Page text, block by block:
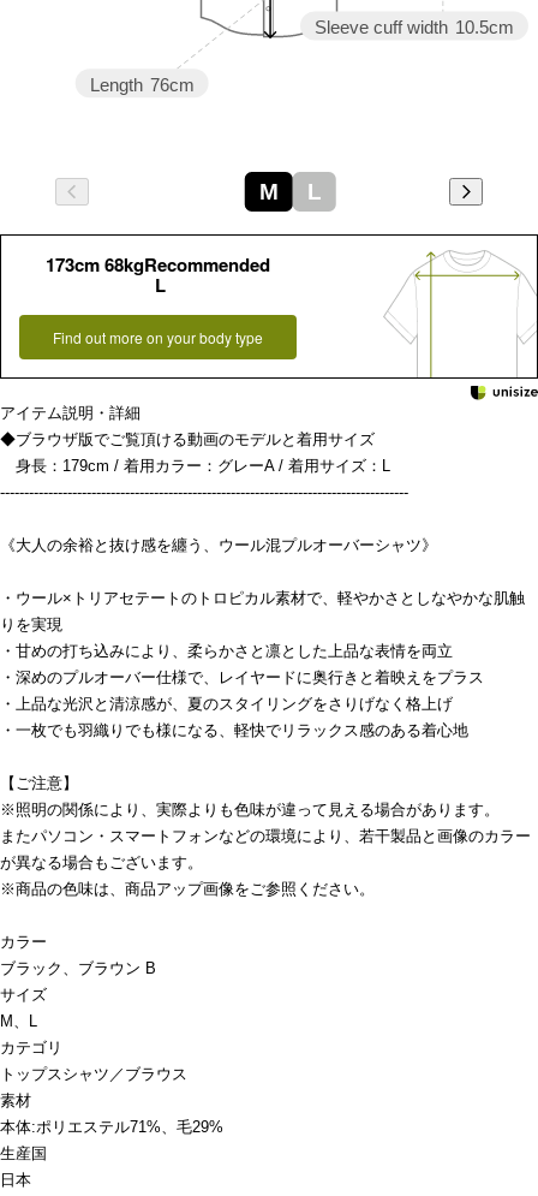
Sleeve cuff width 10.5cm
Length 76cm
M L
173cm 68kgRecommended
L
Find out more on your body type
アイテム説明・詳細
◆ブラウザ版でご覧頂ける動画のモデルと着用サイズ
身長：179cm / 着用カラー：グレーA / 着用サイズ：L
-------------------------------------------------------------------------------------
《大人の余裕と抜け感を纏う、ウール混プルオーバーシャツ》
・ウール×トリアセテートのトロピカル素材で、軽やかさとしなやかな肌触
りを実現
・甘めの打ち込みにより、柔らかさと凛とした上品な表情を両立
・深めのプルオーバー仕様で、レイヤードに奥行きと着映えをプラス
・上品な光沢と清涼感が、夏のスタイリングをさりげなく格上げ
・一枚でも羽織りでも様になる、軽快でリラックス感のある着心地
【ご注意】
※照明の関係により、実際よりも色味が違って見える場合があります。
またパソコン・スマートフォンなどの環境により、若干製品と画像のカラー
が異なる場合もございます。
※商品の色味は、商品アップ画像をご参照ください。
カラー
ブラック、ブラウン B
サイズ
M、L
カテゴリ
トップスシャツ／ブラウス
素材
本体:ポリエステル71%、毛29%
生産国
日本